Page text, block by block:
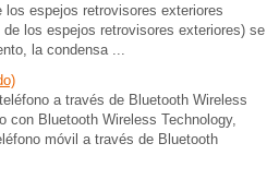
espejos retrovisores exteriores
los espejos retrovisores exteriores) se
la condensa ...
a través de Bluetooth Wireless
Bluetooth Wireless Technology,
móvil a través de Bluetooth